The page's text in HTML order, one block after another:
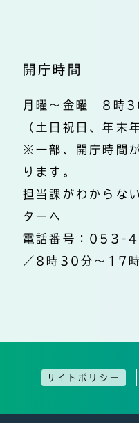
開庁時間
月曜～金曜 8時
（土日祝日、年末
※一部、開庁時間
ります。
担当課がわからな
ターへ
電話番号：053-
／8時30分～17
サイトポリシー